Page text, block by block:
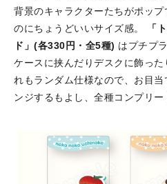
背景のキャラクターたちがポッ
のにちょうどいいサイズ感。
「
ド」(各330円・全5種) はプチプ
ケースに挟んだりデスクに飾っ
れもランダム仕様なので、お目
ンジするもよし、全種コンプリー